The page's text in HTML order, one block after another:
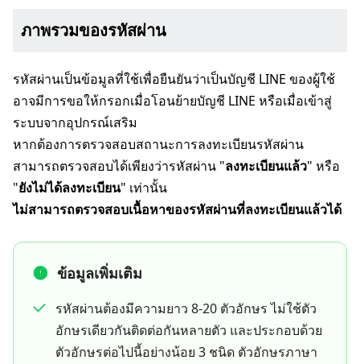
ภาพรวมของรหัสผ่าน
รหัสผ่านเป็นข้อมูลที่ใช้เพื่อยืนยันว่าเป็นบัญชี LINE ของผู้ใช้
อาจมีการขอให้กรอกเมื่อโอนย้ายบัญชี LINE หรือเมื่อเข้าสู่
ระบบจากอุปกรณ์เสริม
หากต้องการตรวจสอบสถานะการลงทะเบียนรหัสผ่าน
สามารถตรวจสอบได้เพียงว่ารหัสผ่าน "ลงทะเบียนแล้ว" หรือ
"ยังไม่ได้ลงทะเบียน" เท่านั้น
ไม่สามารถตรวจสอบเนื้อหาของรหัสผ่านที่ลงทะเบียนแล้วได้
ข้อมูลเพิ่มเติม
รหัสผ่านต้องมีความยาว 8-20 ตัวอักษร ไม่ใช้ตัว
อักษรเดียวกันติดต่อกันหลายตัว และประกอบด้วย
ตัวอักษรต่อไปนี้อย่างน้อย 3 ชนิด ตัวอักษรภาษา